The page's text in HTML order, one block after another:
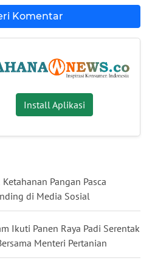
Komentar
Install Aplikasi
Pangan Pasca
di Media Sosial
Ikuti Panen Raya Padi Serentak
Menteri Pertanian